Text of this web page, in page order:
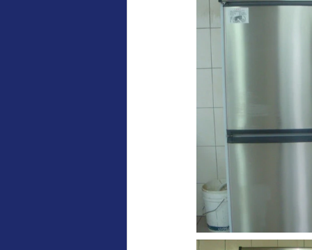
地藏王菩薩慈悲言